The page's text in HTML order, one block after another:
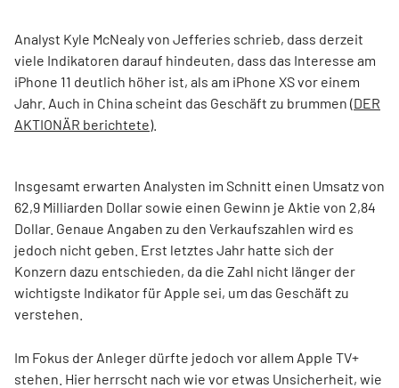
Analyst Kyle McNealy von Jefferies schrieb, dass derzeit
viele Indikatoren darauf hindeuten, dass das Interesse am
iPhone 11 deutlich höher ist, als am iPhone XS vor einem
Jahr. Auch in China scheint das Geschäft zu brummen (DER
AKTIONÄR berichtete).
Insgesamt erwarten Analysten im Schnitt einen Umsatz von
62,9 Milliarden Dollar sowie einen Gewinn je Aktie von 2,84
Dollar. Genaue Angaben zu den Verkaufszahlen wird es
jedoch nicht geben. Erst letztes Jahr hatte sich der
Konzern dazu entschieden, da die Zahl nicht länger der
wichtigste Indikator für Apple sei, um das Geschäft zu
verstehen.
Im Fokus der Anleger dürfte jedoch vor allem Apple TV+
stehen. Hier herrscht nach wie vor etwas Unsicherheit, wie